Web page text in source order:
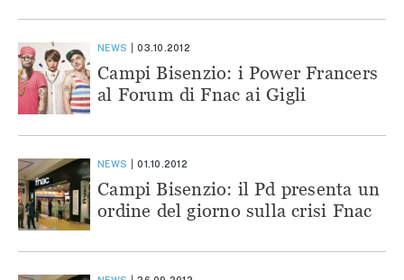
NEWS 03.10.2012
Campi Bisenzio: i Power Francers
al Forum di Fnac ai Gigli
NEWS 01.10.2012
Campi Bisenzio: il Pd presenta un
ordine del giorno sulla crisi Fnac